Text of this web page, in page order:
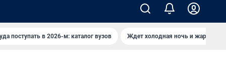
поступать в 2026-м: каталог вузов Ждет холодная ночь и жаркий